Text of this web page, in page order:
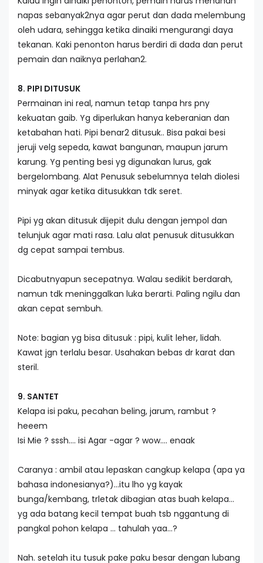
napas sebanyak2nya agar perut dan dada melembung
oleh udara, sehingga ketika dinaiki mengurangi daya
tekanan. Kaki penonton harus berdiri di dada dan perut
pemain dan naiknya perlahan2.
8. PIPI DITUSUK
Permainan ini real, namun tetap tanpa hrs pny
kekuatan gaib. Yg diperlukan hanya keberanian dan
ketabahan hati. Pipi benar2 ditusuk.. Bisa pakai besi
jeruji velg sepeda, kawat bangunan, maupun jarum
karung. Yg penting besi yg digunakan lurus, gak
bergelombang. Alat Penusuk sebelumnya telah diolesi
minyak agar ketika ditusukkan tdk seret.
Pipi yg akan ditusuk dijepit dulu dengan jempol dan
telunjuk agar mati rasa. Lalu alat penusuk ditusukkan
dg cepat sampai tembus.
Dicabutnyapun secepatnya. Walau sedikit berdarah,
namun tdk meninggalkan luka berarti. Paling ngilu dan
akan cepat sembuh.
Note: bagian yg bisa ditusuk : pipi, kulit leher, lidah.
Kawat jgn terlalu besar. Usahakan bebas dr karat dan
steril.
9. SANTET
Kelapa isi paku, pecahan beling, jarum, rambut ?
heeem
Isi Mie ? sssh…. isi Agar -agar ? wow…. enaak
Caranya : ambil atau lepaskan cangkup kelapa (apa ya
bahasa indonesianya?)…itu lho yg kayak
bunga/kembang, trletak dibagian atas buah kelapa…
yg ada batang kecil tempat buah tsb nggantung di
pangkal pohon kelapa … tahulah yaa…?
Nah. setelah itu tusuk pake paku besar dengan lubang